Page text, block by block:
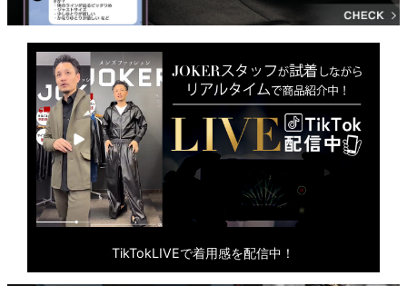
TikTokLIVEで着用感を配信中！